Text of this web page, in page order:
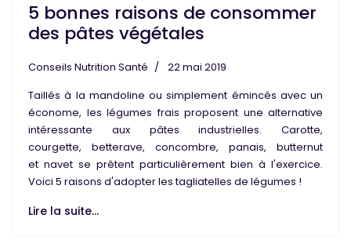
5 bonnes raisons de consommer
des pâtes végétales
Conseils Nutrition Santé
22 mai 2019
Taillés à la mandoline ou simplement émincés avec un
économe, les légumes frais proposent une alternative
intéressante aux pâtes industrielles. Carotte,
courgette, betterave, concombre, panais, butternut
et navet se prêtent particulièrement bien à l'exercice.
Voici 5 raisons d'adopter lestagliatelles de légumes !
Lire la suite...